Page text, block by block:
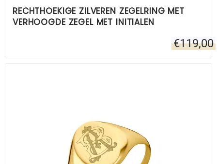
RECHTHOEKIGE ZILVEREN ZEGELRING MET
VERHOOGDE ZEGEL MET INITIALEN
€119,00